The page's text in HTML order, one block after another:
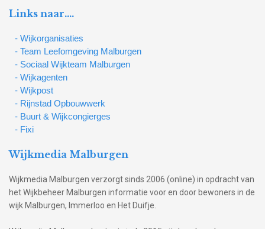
Links naar….
- Wijkorganisaties
- Team Leefomgeving Malburgen
- Sociaal Wijkteam Malburgen
- Wijkagenten
- Wijkpost
- Rijnstad Opbouwwerk
- Buurt & Wijkcongierges
- Fixi
Wijkmedia Malburgen
Wijkmedia Malburgen verzorgt sinds 2006 (online) in opdracht van
het Wijkbeheer Malburgen informatie voor en door bewoners in de
wijk Malburgen, Immerloo en Het Duifje.